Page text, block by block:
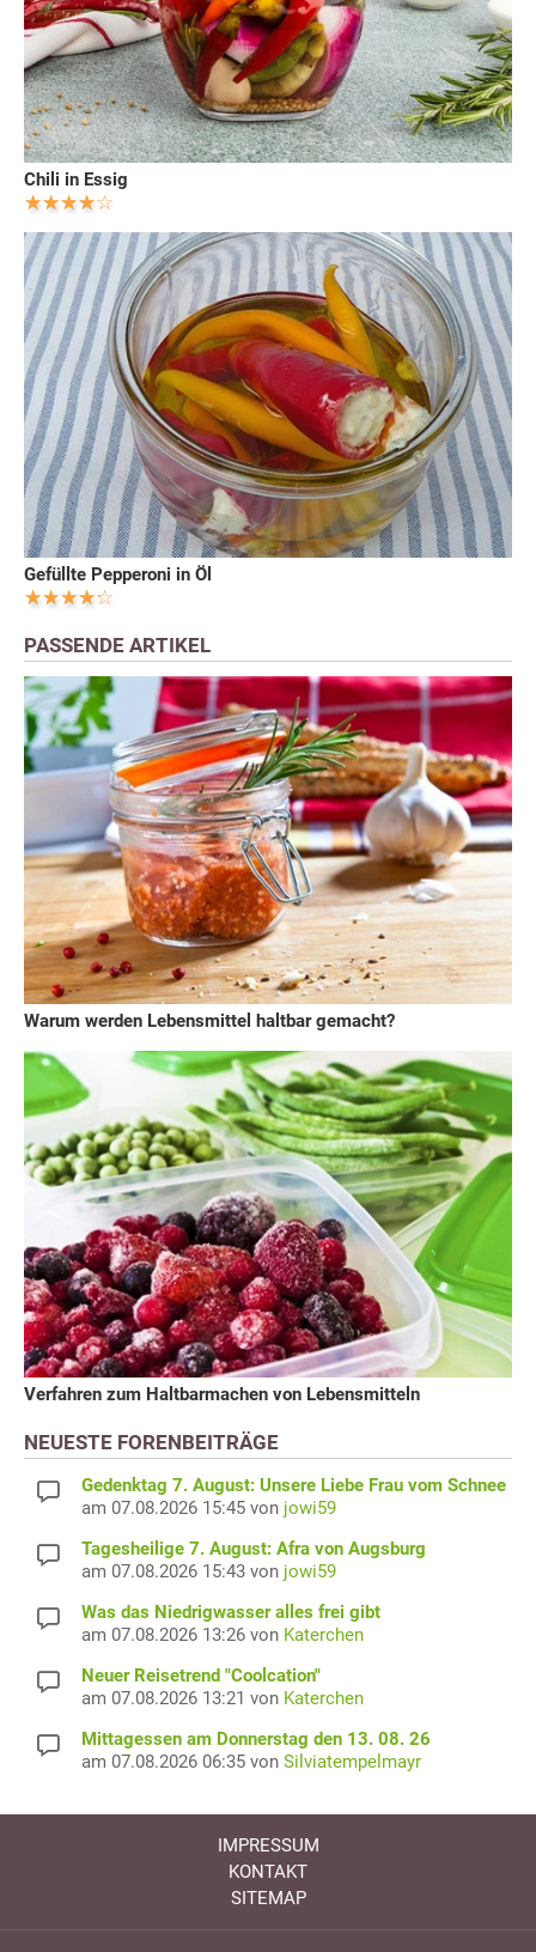
Chili in Essig
Gefüllte Pepperoni in Öl
PASSENDE ARTIKEL
Warum werden Lebensmittel haltbar gemacht?
Verfahren zum Haltbarmachen von Lebensmitteln
NEUESTE FORENBEITRÄGE
Gedenktag 7. August: Unsere Liebe Frau vom Schnee
am 07.08.2026 15:45 von jowi59
Tagesheilige 7. August: Afra von Augsburg
am 07.08.2026 15:43 von jowi59
Was das Niedrigwasser alles frei gibt
am 07.08.2026 13:26 von Katerchen
Neuer Reisetrend "Coolcation"
am 07.08.2026 13:21 von Katerchen
Mittagessen am Donnerstag den 13. 08. 26
am 07.08.2026 06:35 von Silviatempelmayr
IMPRESSUM
KONTAKT
SITEMAP